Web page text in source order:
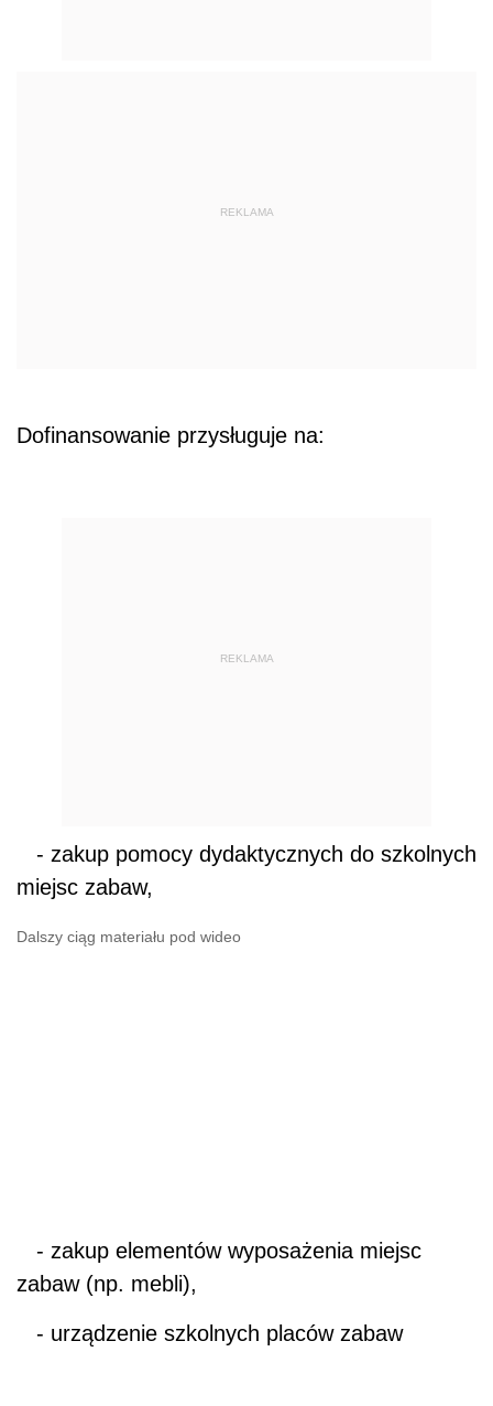
REKLAMA
Dofinansowanie przysługuje na:
REKLAMA
- zakup pomocy dydaktycznych do szkolnych
miejsc zabaw,
Dalszy ciąg materiału pod wideo
- zakup elementów wyposażenia miejsc
zabaw (np. mebli),
- urządzenie szkolnych placów zabaw